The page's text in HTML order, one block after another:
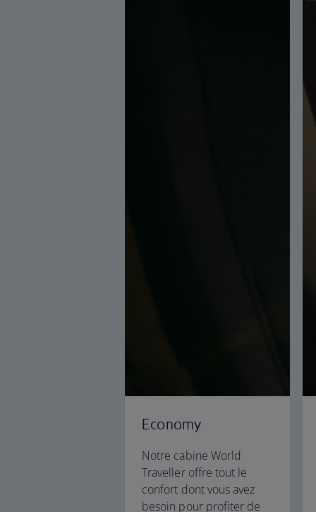
Economy
Notre cabine World
Traveller offre tout le
confort dont vous avez
besoin pour profiter de